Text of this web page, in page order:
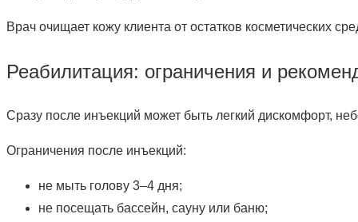
Врач очищает кожу клиента от остатков косметических
Реабилитация: ограничения и
Сразу после инъекций может быть легкий дискомфорт,
Ограничения после инъекций:
не мыть голову 3–4 дня;
не посещать бассейн, сауну или баню;